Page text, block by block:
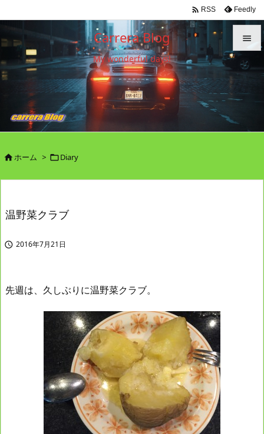
Carrera Blog
My wonderful days!


メニュ

 RSS Feedly
ホーム > Diary
温野菜クラブ
 2016年7月21日
先週は、久しぶりに温野菜クラブ。